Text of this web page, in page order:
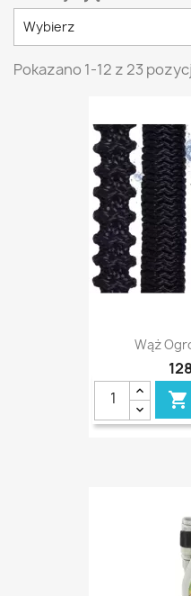
Wybierz
Pokazano 1-12 z 23
Wąż
